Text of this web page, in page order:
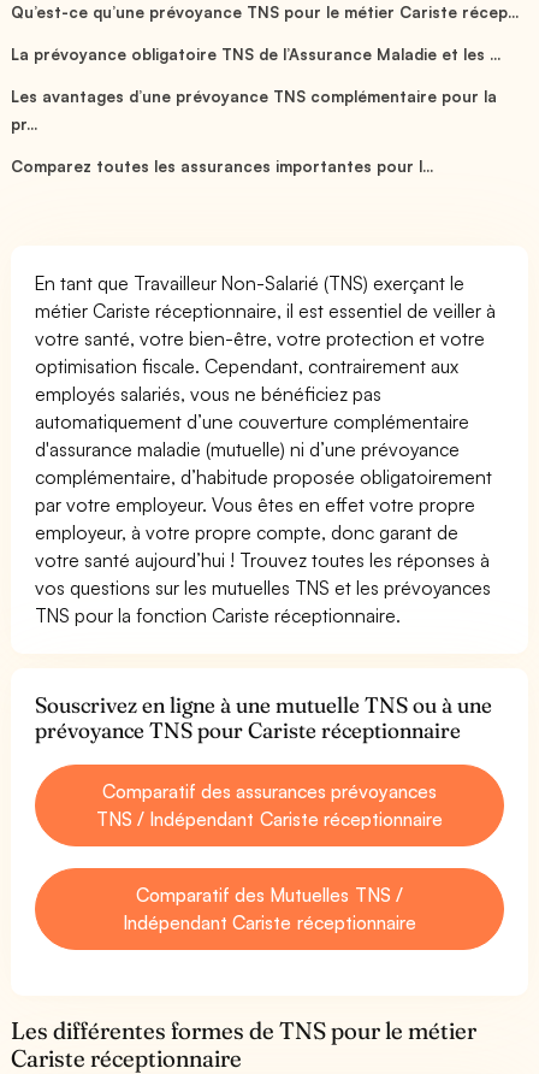
Qu’est-ce qu’une prévoyance TNS pour le métier Cariste récep...
La prévoyance obligatoire TNS de l’Assurance Maladie et les ...
Les avantages d’une prévoyance TNS complémentaire pour la
pr...
Comparez toutes les assurances importantes pour l...
En tant que Travailleur Non-Salarié (TNS) exerçant le
métier Cariste réceptionnaire, il est essentiel de veiller à
votre santé, votre bien-être, votre protection et votre
optimisation fiscale. Cependant, contrairement aux
employés salariés, vous ne bénéficiez pas
automatiquement d’une couverture complémentaire
d'assurance maladie (mutuelle) ni d’une prévoyance
complémentaire, d’habitude proposée obligatoirement
par votre employeur. Vous êtes en effet votre propre
employeur, à votre propre compte, donc garant de
votre santé aujourd’hui ! Trouvez toutes les réponses à
vos questions sur les mutuelles TNS et les prévoyances
TNS pour la fonction Cariste réceptionnaire.
Souscrivez en ligne à une mutuelle TNS ou à une
prévoyance TNS pour Cariste réceptionnaire
Comparatif des assurances prévoyances
TNS / Indépendant Cariste réceptionnaire
Comparatif des Mutuelles TNS /
Indépendant Cariste réceptionnaire
Les différentes formes de TNS pour le métier
Cariste réceptionnaire